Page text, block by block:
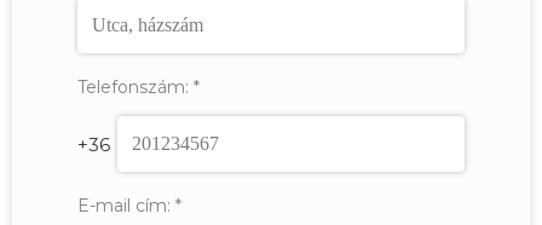
Telefonszám: *
+36
E-mail cím: *